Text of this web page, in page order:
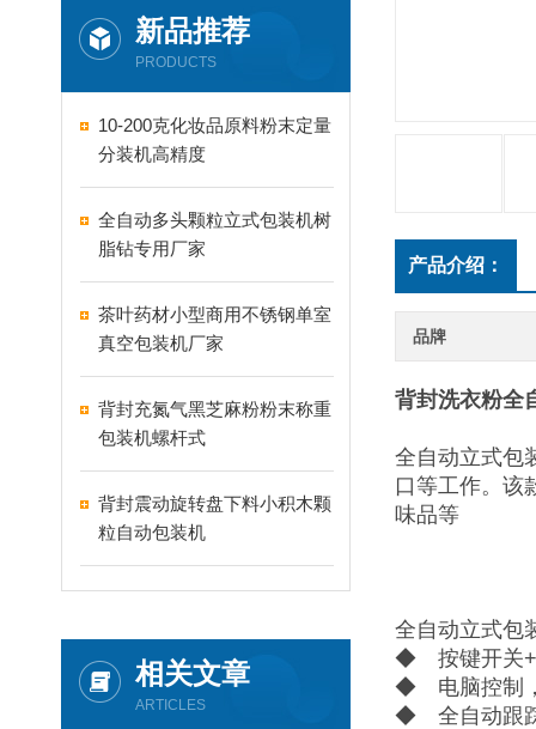
新品推荐
PRODUCTS
10-200克化妆品原料粉末定量
分装机高精度
全自动多头颗粒立式包装机树
脂钻专用厂家
茶叶药材小型商用不锈钢单室
真空包装机厂家
背封充氮气黑芝麻粉粉末称重
包装机螺杆式
背封震动旋转盘下料小积木颗
粒自动包装机
相关文章
ARTICLES
产品介绍：
品牌
背封洗衣粉全
全自动立式包
口等工作。该
味品等
全自动立式包
◆ 按键开关+
◆ 电脑控制，
◆ 全自动跟踪